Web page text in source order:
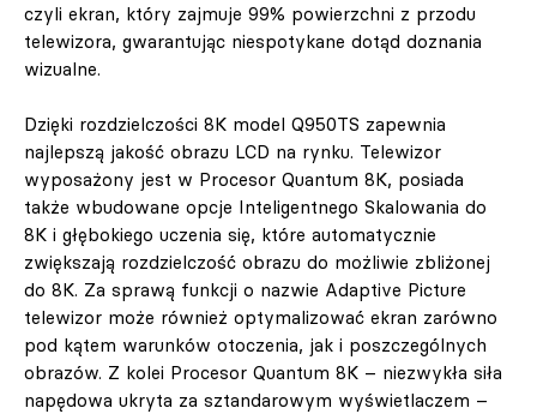
czyli ekran, który zajmuje 99% powierzchni z przodu
telewizora, gwarantując niespotykane dotąd doznania
wizualne.
Dzięki rozdzielczości 8K model Q950TS zapewnia
najlepszą jakość obrazu LCD na rynku. Telewizor
wyposażony jest w Procesor Quantum 8K, posiada
także wbudowane opcje Inteligentnego Skalowania do
8K i głębokiego uczenia się, które automatycznie
zwiększają rozdzielczość obrazu do możliwie zbliżonej
do 8K. Za sprawą funkcji o nazwie Adaptive Picture
telewizor może również optymalizować ekran zarówno
pod kątem warunków otoczenia, jak i poszczególnych
obrazów. Z kolei Procesor Quantum 8K – niezwykła siła
napędowa ukryta za sztandarowym wyświetlaczem –